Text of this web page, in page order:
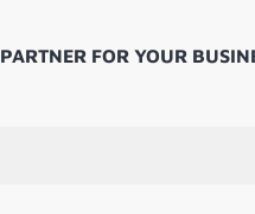
PARTNER FOR YOUR